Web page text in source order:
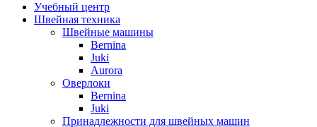
Учебный центр
Швейная техника
Швейные машины
Bernina
Juki
Aurora
Оверлоки
Bernina
Juki
Принадлежности для швейных машин